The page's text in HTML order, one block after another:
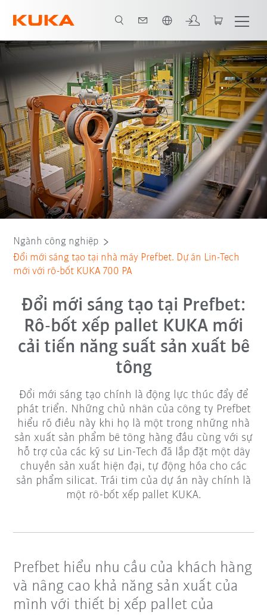
Tất cả các đối tác hệ thống
Ngành công nghiệp
Đổi mới sáng tạo tại nhà máy Prefbet. Dự án Lin-Tech
mới với rô-bốt KUKA 700 PA
Đổi mới sáng tạo tại Prefbet:
Rô-bốt xếp pallet KUKA mới
cải tiến năng suất sản xuất bê
tông
Đổi mới sáng tạo chính là động lực thúc đẩy để
phát triển. Những chủ nhân của công ty Prefbet
hiểu rõ điều này khi họ là một trong những nhà
sản xuất sản phẩm bê tông hàng đầu cùng với sự
hỗ trợ của các kỹ sư Lin-Tech đã lắp đặt một dây
chuyền sản xuất hiện đại, tự động hóa cho các
sản phẩm silicat. Trái tim của dự án này chính là
một rô-bốt xếp pallet KUKA.
Prefbet hiểu nhu cầu của khách hàng
và nâng cao khả năng sản xuất của
mình với thiết bị xếp pallet của